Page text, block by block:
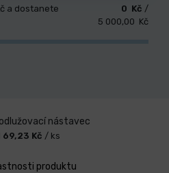
a dostanete
0 Kč /
5 000,00 Kč
nástavec
69,23 Kč / ks
produktu